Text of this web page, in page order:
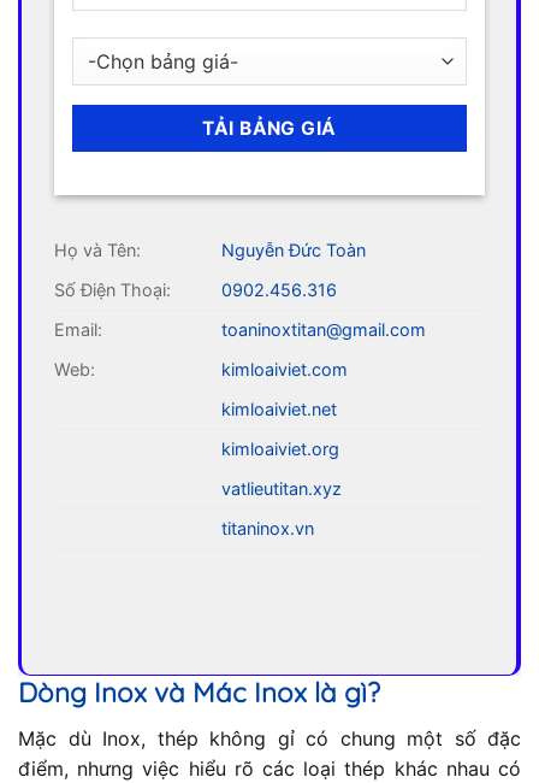
Họ và Tên:
Nguyễn Đức Toàn
Số Điện Thoại:
0902.456.316
Email:
toaninoxtitan@gmail.com
Web:
kimloaiviet.com
kimloaiviet.net
kimloaiviet.org
vatlieutitan.xyz
titaninox.vn
Dòng Inox và Mác Inox là gì?
Mặc dù Inox, thép không gỉ có chung một số đặc
điểm, nhưng việc hiểu rõ các loại thép khác nhau có